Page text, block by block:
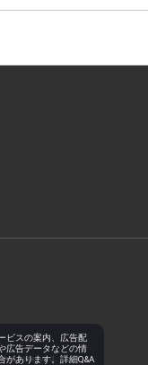
reserved.
ビスの案内、広告配
広告データなどの情
があります。詳細Q&A